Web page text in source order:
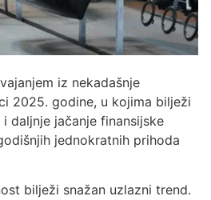
iz nekadašnje
2025. godine, u kojima bilježi
daljnje jačanje finansijske
jednokratnih prihoda
bilježi snažan uzlazni trend.